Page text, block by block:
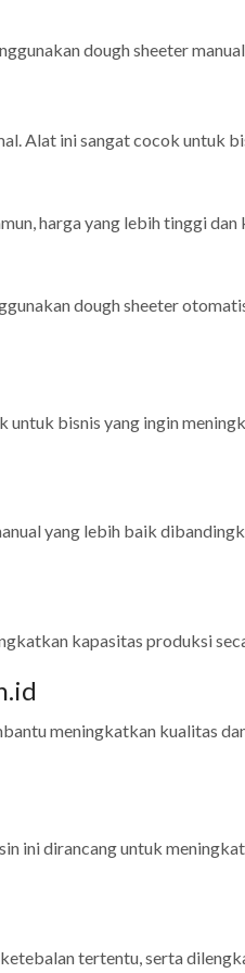
dough sheeter
Alat ini sangat cocok untuk
harga yang lebih tinggi
dough sheeter
bisnis yang ingin
yang lebih baik
kapasitas produksi
meningkatkan kualitas
ini dirancang untuk
tertentu, serta